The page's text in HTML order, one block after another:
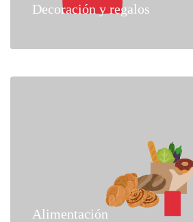
Decoración y regalos
Alimentación